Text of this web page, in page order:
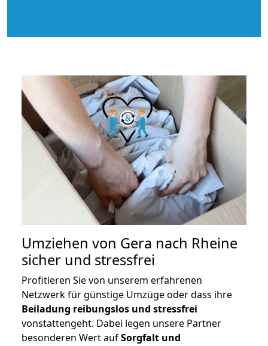
Umziehen von Gera nach Rheine
sicher und stressfrei
Profitieren Sie von unserem erfahrenen
Netzwerk für günstige Umzüge oder dass ihre
Beiladung reibungslos und stressfrei
vonstattengeht. Dabei legen unsere Partner
besonderen Wert aufSorgfalt und